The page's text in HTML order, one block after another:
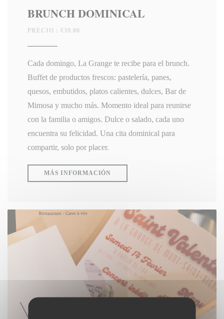
BRUNCH DOMINICAL
PRECIO : €39.00
Cada domingo, La Grange te recibe para el brunch.
Buffet de productos frescos: pastelería, panes,
quesos, embutidos, platos calientes, dulces, Bar de
Mimosa y mucho más. Momento ideal para reunirse
con la familia o amigos. Dulce o salado, cada uno
encuentra su felicidad. Una cita dominical para
compartir, solo por placer.
MÁS INFORMACIÓN